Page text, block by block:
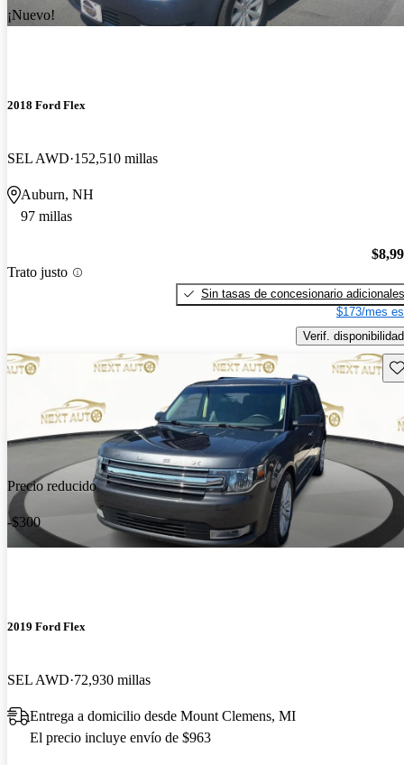
¡Nuevo!
2018 Ford Flex
SEL AWD 152,510 millas
Auburn, NH
97 millas
Trato justo
Sin tasas de concesionario adicionales
$173/mes
Verif. disponibilidad
Precio reducido
-$300
2019 Ford Flex
SEL AWD 72,930 millas
Entrega a domicilio desde Mount Clemens, MI
El precio incluye envío de $963